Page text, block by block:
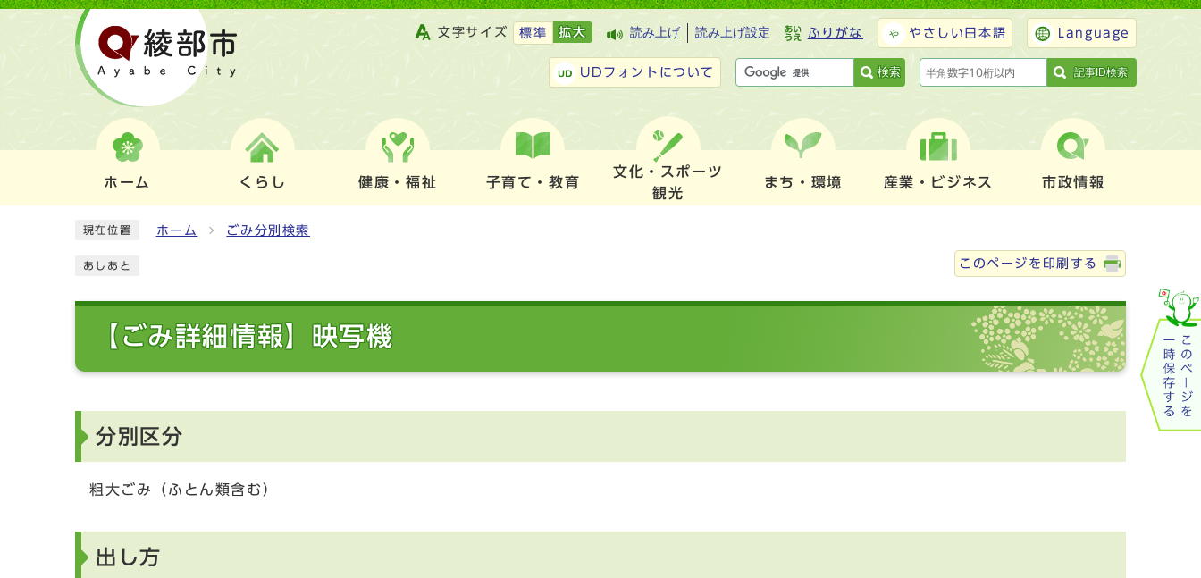
文字サイズ 標準 拡大 読み上げ 読み上げ設定 ふりがな やさしい日本語 Language
UDフォントについて 検索 記事ID検索
ホーム くらし 健康・福祉 子育て・教育
文化・スポーツ
観光
まち・環境 産業・ビジネス 市政情報
現在位置 ホーム ごみ分別検索
あしあと このページを印刷する
【ごみ詳細情報】映写機
分別区分
粗大ごみ（ふとん類含む）
出し方